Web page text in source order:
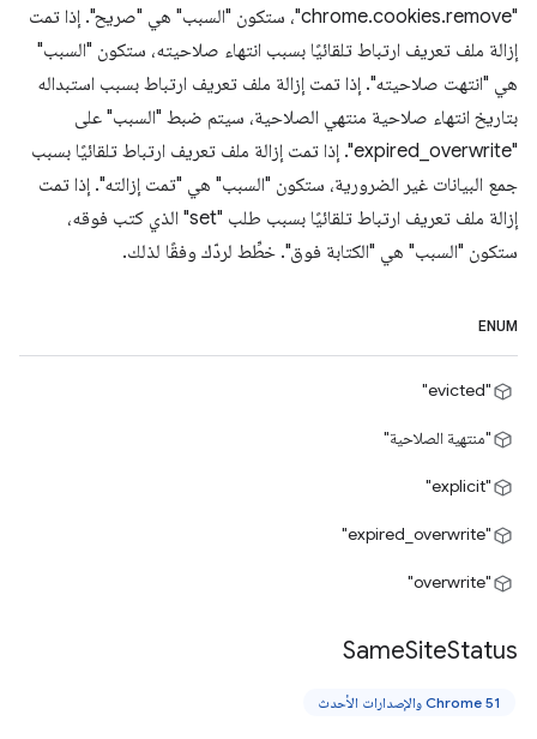
"chrome.cookies.remove"، ستكون "السبب" هي "صريح". إذا تمت
إزالة ملف تعريف ارتباط تلقائيًا بسبب انتهاء صلاحيته، ستكون "السبب"
هي "انتهت صلاحيته". إذا تمت إزالة ملف تعريف ارتباط بسبب استبداله
بتاريخ انتهاء صلاحية منتهي الصلاحية، سيتم ضبط "السبب" على
"expired_overwrite". إذا تمت إزالة ملف تعريف ارتباط تلقائيًا بسبب
جمع البيانات غير الضرورية، ستكون "السبب" هي "تمت إزالته". إذا تمت
إزالة ملف تعريف ارتباط تلقائيًا بسبب طلب "set" الذي كتب فوقه،
ستكون "السبب" هي "الكتابة فوق". خطِّط لردّك وفقًا لذلك.
ENUM
"evicted"
"منتهية الصلاحية"
"explicit"
"expired_overwrite"
"overwrite"
SameSiteStatus
Chrome 51 والإصدارات الأحدث